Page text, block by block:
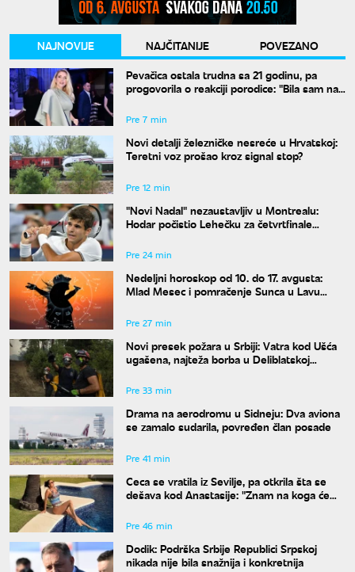
NAJNOVIJE NAJČITANIJE
POVEZANO
Pevačica ostala trudna sa 21 godinu, pa
progovorila o reakciji porodice: "Bila sam na
Pre 7 min
Novi detalji železničke nesreće u Hrvatskoj:
Teretni voz prošao kroz signal stop?
Pre 12 min
"Novi Nadal" nezaustavljiv u Montrealu:
Hodar počistio Lehečku za četvrtfinale
Pre 24 min
Nedeljni horoskop od 10. do 17. avgusta:
Mlad Mesec i pomračenje Sunca u Lavu
Pre 27 min
Novi presek požara u Srbiji: Vatra kod Ušća
ugašena, najteža borba u Deliblatskoj
Pre 33 min
Drama na aerodromu u Sidneju: Dva aviona
se zamalo sudarila, povređen član posade
Pre 41 min
Ceca se vratila iz Sevilje, pa otkrila šta se
dešava kod Anastasije: "Znam na koga će
Pre 46 min
Dodik: Podrška Srbije Republici Srpskoj
nikada nije bila snažnija i konkretnija